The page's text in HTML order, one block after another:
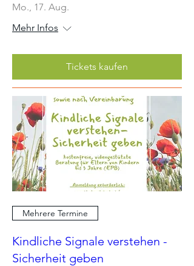
Mo., 17. Aug.
Mehr Infos
Tickets kaufen
Mehrere Termine
Kindliche Signale verstehen -
Sicherheit geben